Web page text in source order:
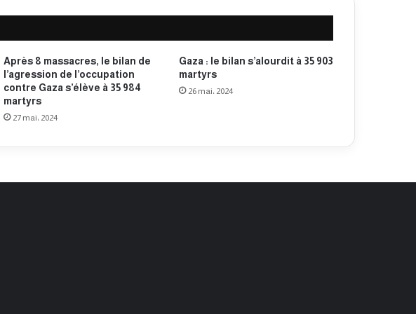
i
h
i
s
B
Après 8 massacres, le bilan de
l’agression de l’occupation
contre Gaza s’élève à 35 984
martyrs
27 mai، 2024
Gaza : le bilan s’alourdit à 35 903
martyrs
26 mai، 2024